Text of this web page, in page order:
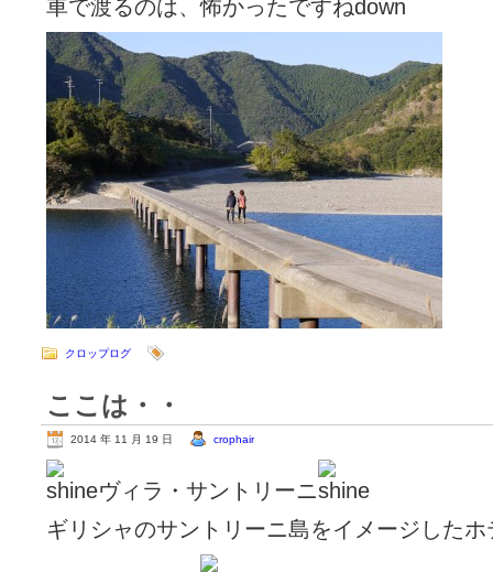
車で渡るのは、怖かったですね
クロップログ
ここは・・
2014 年 11 月 19 日 crophair
ヴィラ・サントリーニ
ギリシャのサントリーニ島をイメージしたホ